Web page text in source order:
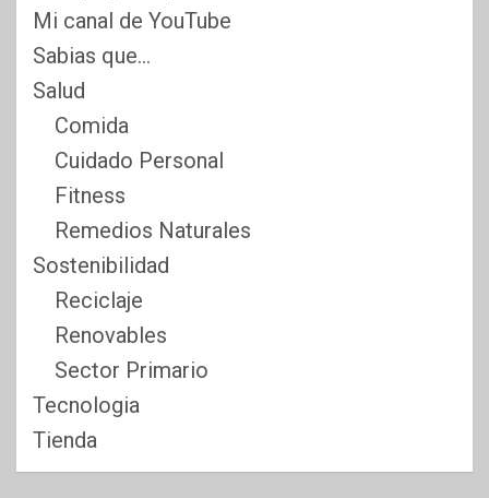
Mi canal de YouTube
Sabias que…
Salud
Comida
Cuidado Personal
Fitness
Remedios Naturales
Sostenibilidad
Reciclaje
Renovables
Sector Primario
Tecnologia
Tienda